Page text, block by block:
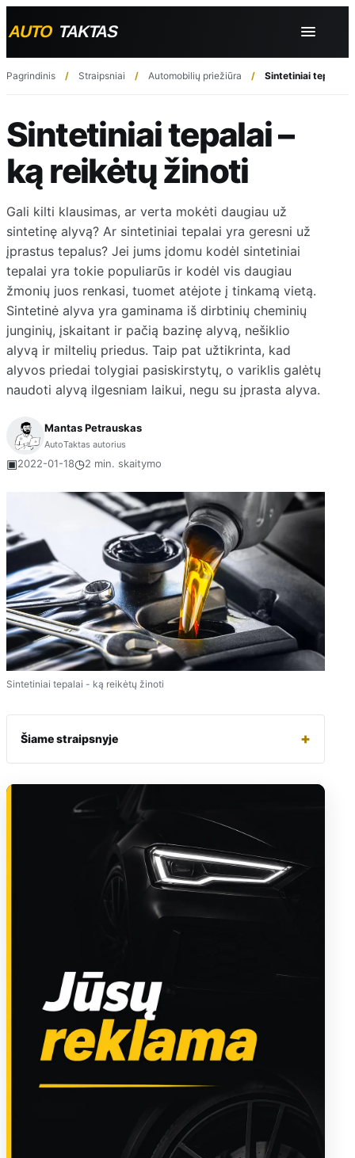
Pagrindinis Straipsniai Automobilių priežiūra Sintetiniai tepalai
Sintetiniai tepalai –
ką reikėtų žinoti
Gali kilti klausimas, ar verta mokėti daugiau už
sintetinę alyvą? Ar sintetiniai tepalai yra geresni už
įprastus tepalus? Jei jums įdomu kodėl sintetiniai
tepalai yra tokie populiarūs ir kodėl vis daugiau
žmonių juos renkasi, tuomet atėjote į tinkamą vietą.
Sintetinė alyva yra gaminama iš dirbtinių cheminių
junginių, įskaitant ir pačią bazinę alyvą, nešiklio
alyvą ir miltelių priedus. Taip pat užtikrinta, kad
alyvos priedai tolygiai pasiskirstytų, o variklis galėtų
naudoti alyvą ilgesniam laikui, negu su įprasta alyva.
Mantas Petrauskas
AutoTaktas autorius
▣2022-01-18◷2 min. skaitymo
Sintetiniai tepalai - ką reikėtų žinoti
Šiame straipsnyje +